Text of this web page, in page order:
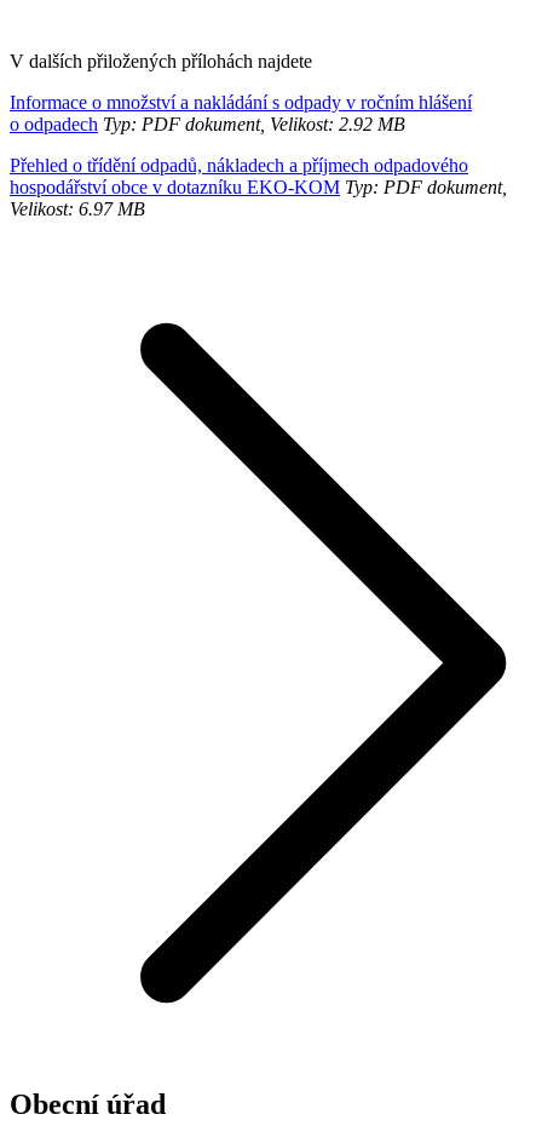
V dalších přiložených přílohách najdete
Informace o množství a nakládání s odpady v ročním hlášení
o odpadech Typ: PDF dokument, Velikost: 2.92 MB
Přehled o třídění odpadů, nákladech a příjmech odpadového
hospodářství obce v dotazníku EKO-KOM Typ: PDF dokument,
Velikost: 6.97 MB
Obecní úřad